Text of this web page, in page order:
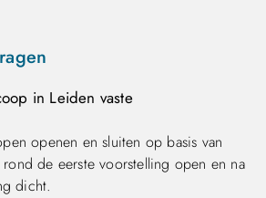
in Leiden vaste
openen en sluiten op basis van
de eerste voorstelling open en na
dicht.